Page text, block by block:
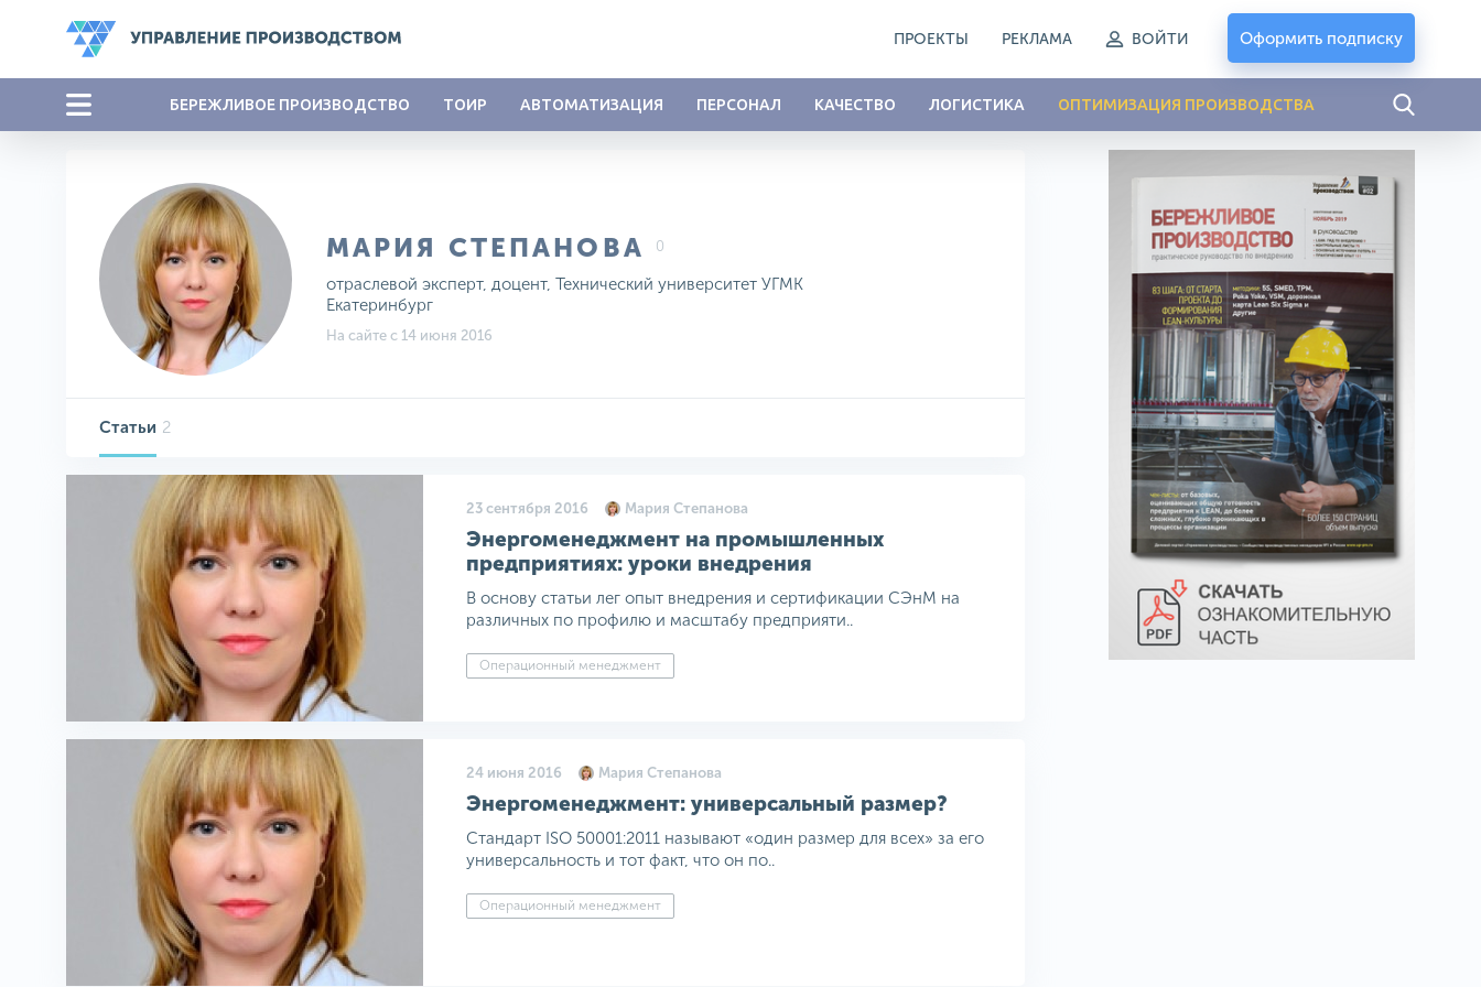
ПРОЕКТЫ РЕКЛАМА ВОЙТИ Оформить подписку
БЕРЕЖЛИВОЕ ПРОИЗВОДСТВО ТОИР АВТОМАТИЗАЦИЯ ПЕРСОНАЛ КАЧЕСТВО ЛОГИСТИКА ОПТИМИЗАЦИЯ ПРОИЗВОДСТВА
МАРИЯ СТЕПАНОВА 0
отраслевой эксперт, доцент, Технический университет УГМК
Екатеринбург
На сайте с 14 июня 2016
Статьи 2
23 сентября 2016 Мария Степанова
Энергоменеджмент на промышленных
предприятиях: уроки внедрения
В основу статьи лег опыт внедрения и сертификации СЭнМ на
различных по профилю и масштабу предприяти..
Операционный менеджмент
24 июня 2016 Мария Степанова
Энергоменеджмент: универсальный размер?
Стандарт ISO 50001:2011 называют «один размер для всех» за его
универсальность и тот факт, что он по..
Операционный менеджмент